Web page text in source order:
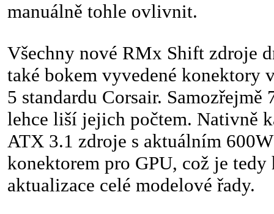
manuálně tohle ovlivnit.
Všechny nové RMx Shift zdroje
také bokem vyvedené konektory
5 standardu Corsair. Samozřejmě
lehce liší jejich počtem. Nativně
ATX 3.1 zdroje s aktuálním
konektorem pro GPU, což je
aktualizace celé modelové řady.